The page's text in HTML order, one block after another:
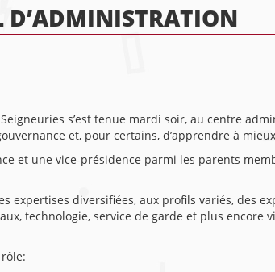
D’ADMINISTRATION
s’est tenue mardi soir, au centre
et, pour certains, d’apprendre à
et une vice-présidence parmi les parents
expertises diversifiées, aux profils variés, des
technologie, service de garde et plus